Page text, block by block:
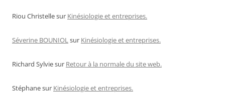
Riou Christellesur Kinésiologie et entreprises.
Séverine BOUNIOLsur Kinésiologie et entreprises.
Richard Sylviesur Retour à la normale du site web.
Stéphanesur Kinésiologie et entreprises.